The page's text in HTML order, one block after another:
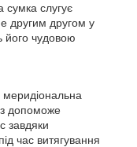
сумка слугує
другим другом у
його чудовою
допоможе
завдяки
час витягування